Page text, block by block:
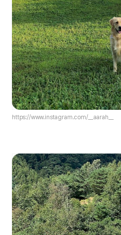
https://www.instagram.com/__aarah__